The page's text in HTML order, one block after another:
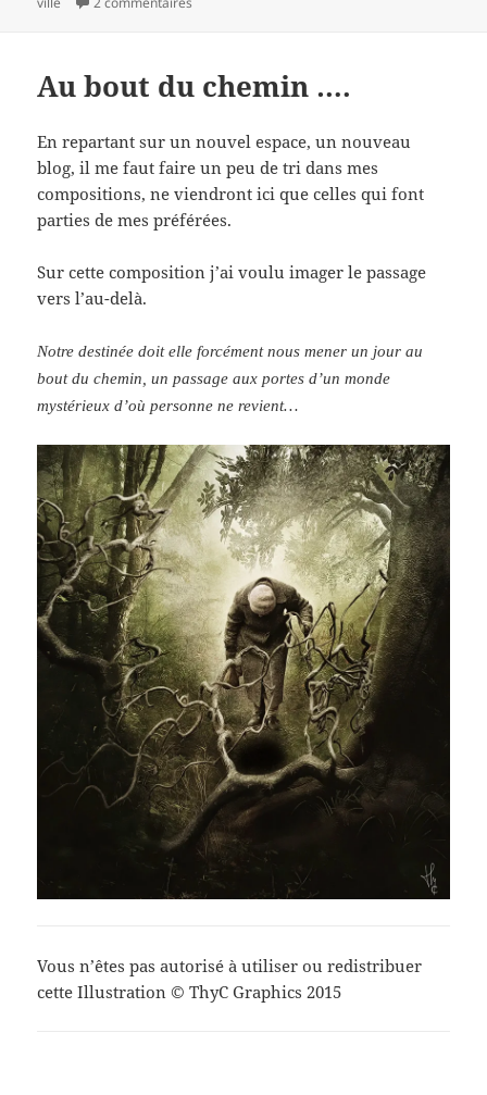
Au bout du chemin ….
En repartant sur un nouvel espace, un nouveau
blog, il me faut faire un peu de tri dans mes
compositions, ne viendront ici que celles qui font
parties de mes préférées.
Sur cette composition j’ai voulu imager le passage
vers l’au-delà.
Notre destinée doit elle forcément nous mener un jour au
bout du chemin,un passage aux portes d’un monde
mystérieux d’où personne ne revient…
Vous n’êtes pas autorisé à utiliser ou redistribuer
cette Illustration © ThyC Graphics 2015